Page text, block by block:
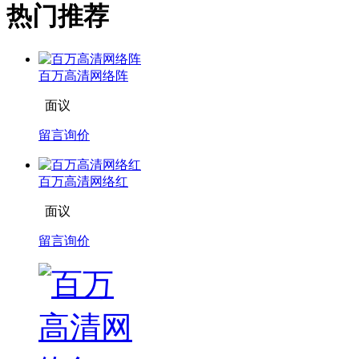
热门推荐
百万高清网络阵
面议
留言询价
百万高清网络红
面议
留言询价